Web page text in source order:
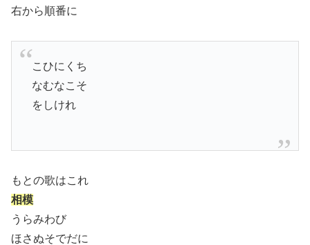
右から順番に
こひにくち
なむなこそ
をしけれ
もとの歌はこれ
相模
うらみわび
ほさぬそでだに